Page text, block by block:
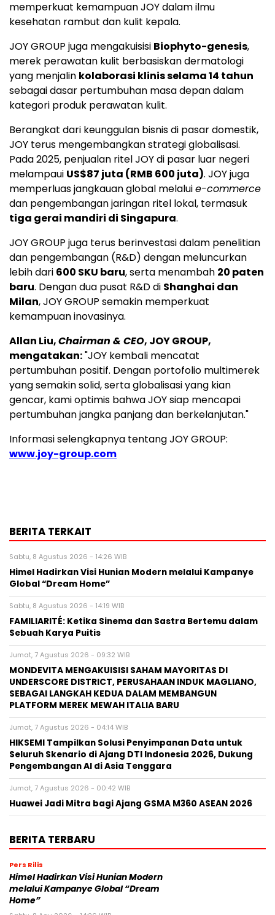
memperkuat kemampuan JOY dalam ilmu
kesehatan rambut dan kulit kepala.
JOY GROUP juga mengakuisisi Biophyto-genesis,
merek perawatan kulit berbasiskan dermatologi
yang menjalin kolaborasi klinis selama 14 tahun
sebagai dasar pertumbuhan masa depan dalam
kategori produk perawatan kulit.
Berangkat dari keunggulan bisnis di pasar domestik,
JOY terus mengembangkan strategi globalisasi.
Pada 2025, penjualan ritel JOY di pasar luar negeri
melampaui US$87 juta (RMB 600 juta). JOY juga
memperluas jangkauan global melaluie-commerce
dan pengembangan jaringan ritel lokal, termasuk
tiga gerai mandiri di Singapura.
JOY GROUP juga terus berinvestasi dalam penelitian
dan pengembangan (R&D) dengan meluncurkan
lebih dari 600 SKU baru, serta menambah 20 paten
baru. Dengan dua pusat R&D di Shanghai dan
Milan, JOY GROUP semakin memperkuat
kemampuan inovasinya.
Allan Liu,Chairman & CEO, JOY GROUP,
mengatakan:"JOY kembali mencatat
pertumbuhan positif. Dengan portofolio multimerek
yang semakin solid, serta globalisasi yang kian
gencar, kami optimis bahwa JOY siap mencapai
pertumbuhan jangka panjang dan berkelanjutan."
Informasi selengkapnya tentang JOY GROUP:
www.joy-group.com
BERITA TERKAIT
Sabtu, 8 Agustus 2026 - 14:26 WIB
Himel Hadirkan Visi Hunian Modern melalui Kampanye
Global “Dream Home”
Sabtu, 8 Agustus 2026 - 14:19 WIB
FAMILIARITÉ: Ketika Sinema dan Sastra Bertemu dalam
Sebuah Karya Puitis
Jumat, 7 Agustus 2026 - 09:32 WIB
MONDEVITA MENGAKUISISI SAHAM MAYORITAS DI
UNDERSCORE DISTRICT, PERUSAHAAN INDUK MAGLIANO,
SEBAGAI LANGKAH KEDUA DALAM MEMBANGUN
PLATFORM MEREK MEWAH ITALIA BARU
Jumat, 7 Agustus 2026 - 04:14 WIB
HIKSEMI Tampilkan Solusi Penyimpanan Data untuk
Seluruh Skenario di Ajang DTI Indonesia 2026, Dukung
Pengembangan AI di Asia Tenggara
Jumat, 7 Agustus 2026 - 00:42 WIB
Huawei Jadi Mitra bagi Ajang GSMA M360 ASEAN 2026
BERITA TERBARU
Pers Rilis
Himel Hadirkan Visi Hunian Modern
melalui Kampanye Global “Dream
Home”